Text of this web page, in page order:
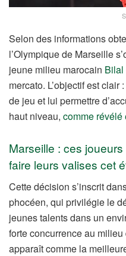
Selon des informations
l’Olympique de Marseille
jeune milieu marocain
mercato. L’objectif est
de jeu et lui permettre
haut niveau, comme
Marseille : ces
faire leurs valises cet
Cette décision s’inscrit
phocéen, qui privilégie le
jeunes talents dans un
forte concurrence au
apparaît comme la